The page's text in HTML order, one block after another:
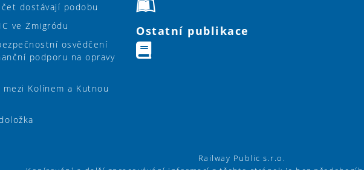
dostávají podobu
ve Żmigródu
osvědčení
podporu na opravy
Kolínem a Kutnou
Ostatní publikace
Railway Public s.r.o.